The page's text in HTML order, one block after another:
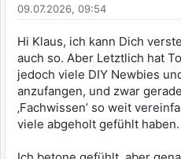
09.07.2026, 09:54
Hi Klaus, ich kann Dich
auch so. Aber Letztlich hat
jedoch viele DIY Newbies
anzufangen, und zwar
‚Fachwissen’ so weit
viele abgeholt gefühlt haben.